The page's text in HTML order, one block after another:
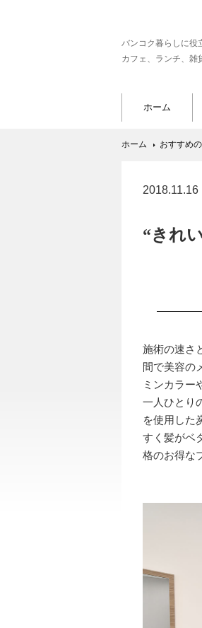
バンコク暮らしに役
カフェ、ランチ、雑
ホーム
ホーム おすすめ
2018.11.16
“きれ
施術の速さ
間で美容の
ミンカラー
一人ひとり
を使用した
すく髪がベ
格のお得な